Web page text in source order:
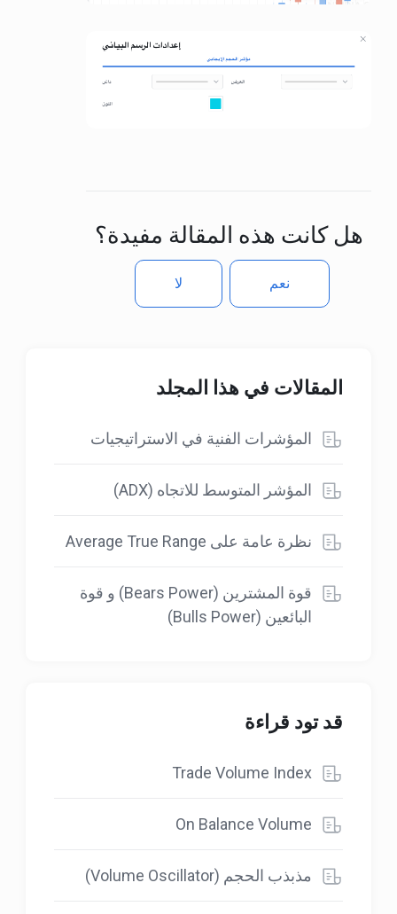
هل كانت هذه المقالة مفيدة؟
لا نعم
المقالات في هذا المجلد
المؤشرات الفنية في الاستراتيجيات
المؤشر المتوسط للاتجاه (ADX)
نظرة عامة على Average True Range
قوة المشترين (Bears Power) و قوة
البائعين (Bulls Power)
قد تود قراءة
Trade Volume Index
On Balance Volume
مذبذب الحجم (Volume Oscillator)